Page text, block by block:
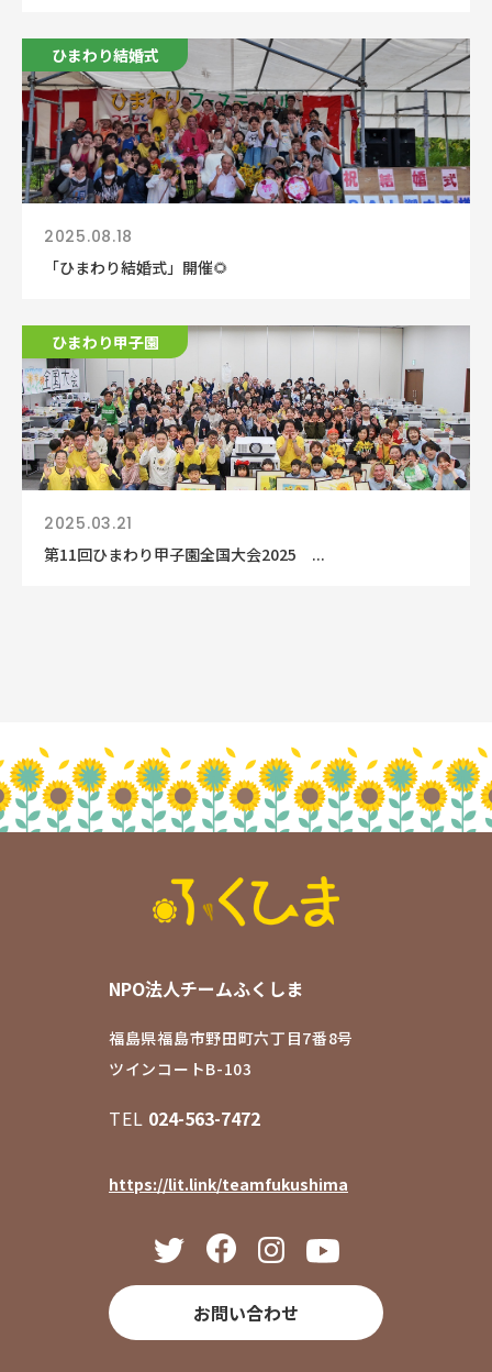
ひまわり結婚式
2025.08.18
「ひまわり結婚式」開催🌻
ひまわり甲子園
2025.03.21
第11回ひまわり甲子園全国大会2025 ...
NPO法人チームふくしま
福島県福島市野田町六丁目7番8号
ツインコートB-103
TEL 024-563-7472
https://lit.link/teamfukushima
お問い合わせ